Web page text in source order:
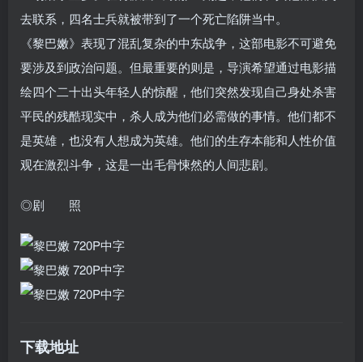
去联系，四名士兵就被带到了一个死亡陷阱当中。
《黎巴嫩》表现了混乱复杂的中东战争，这部电影不可避免
要涉及到政治问题。但最重要的则是，导演希望通过电影描
绘四个二十出头年轻人的惊醒，他们突然发现自己身处杀害
平民的残酷现实中，杀人成为他们必需做的事情。他们都不
是英雄，也没有人想成为英雄。他们的生存本能和人性价值
观在激烈斗争，这是一出毛骨悚然的人间悲剧。
◎剧 照
下载地址